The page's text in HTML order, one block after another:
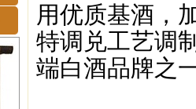
用优质基酒，
特调兑工艺调
端白酒品牌之